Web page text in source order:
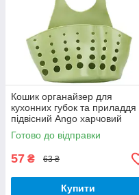
Кошик органайзер для
кухонних губок та приладдя
підвісний Ango харчовий
силікон зелена
Готово до відправки
57 ₴ 63 ₴
Купити